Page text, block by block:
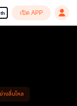
th เปิด APP
งลื่นไหล